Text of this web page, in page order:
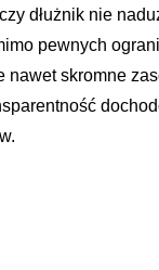
dłużnik nie
pewnych
skromne